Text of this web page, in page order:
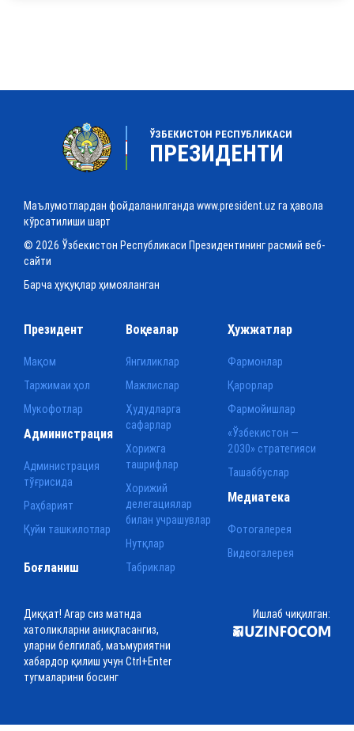
ЎЗБЕКИСТОН РЕСПУБЛИКАСИ
ПРЕЗИДЕНТИ
Маълумотлардан фойдаланилганда www.president.uz га ҳавола
кўрсатилиши шарт
© 2026 Ўзбекистон Республикаси Президентининг расмий веб-
сайти
Барча ҳуқуқлар ҳимояланган
Президент
Мақом
Таржимаи ҳол
Мукофотлар
Воқеалар
Янгиликлар
Мажлислар
Ҳудудларга
сафарлар
Хорижга
ташрифлар
Хорижий
делегациялар
билан учрашувлар
Нутқлар
Табриклар
Ҳужжатлар
Фармонлар
Қарорлар
Фармойишлар
«Ўзбекистон —
2030» стратегияси
Ташаббуслар
Администрация
Администрация
тўғрисида
Раҳбарият
Қуйи ташкилотлар
Медиатека
Фотогалерея
Видеогалерея
Боғланиш
Диққат! Агар сиз матнда
хатоликларни аниқласангиз,
уларни белгилаб, маъмуриятни
хабардор қилиш учун Ctrl+Enter
тугмаларини босинг
Ишлаб чиқилган: